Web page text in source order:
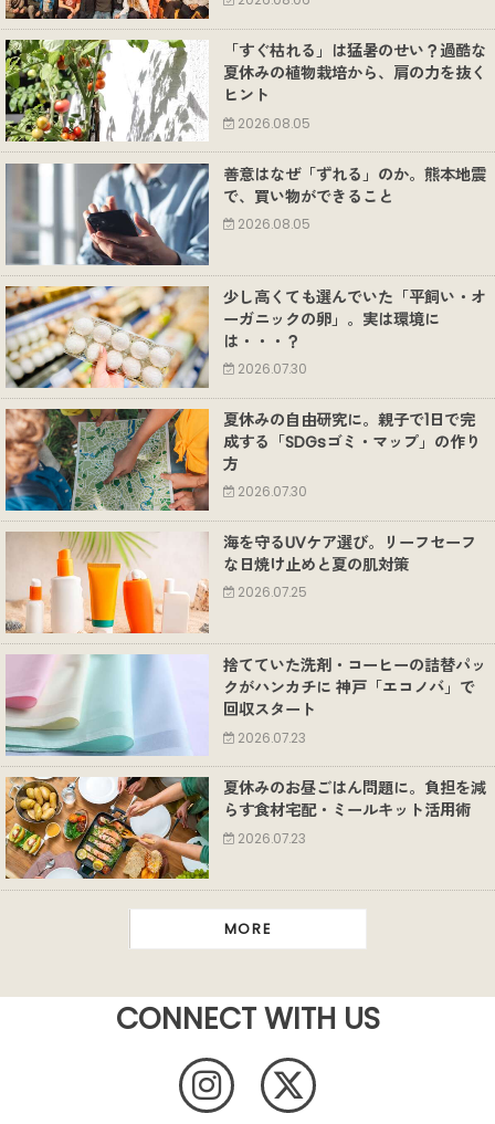
「すぐ枯れる」は猛暑のせい？過酷な
夏休みの植物栽培から、肩の力を抜く
ヒント
2026.08.05
善意はなぜ「ずれる」のか。熊本地震
で、買い物ができること
2026.08.05
少し高くても選んでいた「平飼い・オ
ーガニックの卵」。実は環境に
は・・・？
2026.07.30
夏休みの自由研究に。親子で1日で完
成する「SDGsゴミ・マップ」の作り
方
2026.07.30
海を守るUVケア選び。リーフセーフ
な日焼け止めと夏の肌対策
2026.07.25
捨てていた洗剤・コーヒーの詰替パッ
クがハンカチに 神戸「エコノバ」で
回収スタート
2026.07.23
夏休みのお昼ごはん問題に。負担を減
らす食材宅配・ミールキット活用術
2026.07.23
MORE
CONNECT WITH US